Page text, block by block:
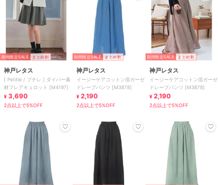
期間限定SALE まとめ割
神戸レタス
[ Petitle / プチレ ] ダイバー素
材フレアキュロット [M4197]
¥ 3,690
2点以上で5%OFF
期間限定SALE まとめ割
神戸レタス
イージーケアコットン混ガーゼ
ドレープパンツ [M3878]
¥ 2,190
2点以上で5%OFF
期間限定SALE まとめ割
神戸レタス
イージーケアコットン混ガーゼ
ドレープパンツ [M3878]
¥ 2,190
2点以上で5%OFF